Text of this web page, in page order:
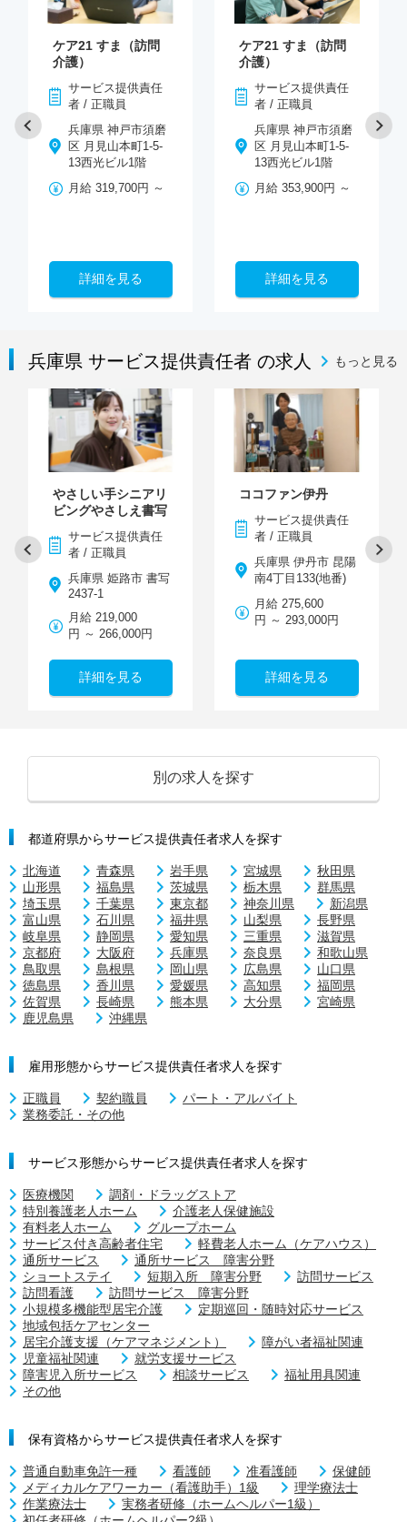
ケア21 すま（訪問
介護）
サービス提供責任
者 / 正職員
兵庫県 神戸市須磨
区 月見山本町1-5-
13西光ビル1階
月給 319,700円 ～
詳細を見る
ケア21 すま（訪問
介護）
サービス提供責任
者 / 正職員
兵庫県 神戸市須磨
区 月見山本町1-5-
13西光ビル1階
月給 353,900円 ～
詳細を見る
兵庫県 サービス提供責任者 の求人 もっと見る
やさしい手シニアリ
ビングやさしえ書写
サービス提供責任
者 / 正職員
兵庫県 姫路市 書写
2437-1
月給 219,000
円 ～ 266,000円
詳細を見る
ココファン伊丹
サービス提供責任
者 / 正職員
兵庫県 伊丹市 昆陽
南4丁目133(地番)
月給 275,600
円 ～ 293,000円
詳細を見る
別の求人を探す
都道府県からサービス提供責任者求人を探す
北海道 青森県 岩手県 宮城県
秋田県
山形県
福島県 茨城県 栃木県
群馬県
埼玉県
千葉県 東京都 神奈川県
新潟県
富山県
石川県 福井県 山梨県
長野県
岐阜県
静岡県 愛知県 三重県
滋賀県
京都府
大阪府 兵庫県 奈良県
和歌山県
鳥取県
島根県 岡山県 広島県
山口県
徳島県
香川県 愛媛県 高知県
福岡県
佐賀県
長崎県 熊本県 大分県
宮崎県
鹿児島県
沖縄県
雇用形態からサービス提供責任者求人を探す
正職員 契約職員
パート・アルバイト
業務委託・その他
サービス形態からサービス提供責任者求人を探す
医療機関
調剤・ドラッグストア
特別養護老人ホーム
介護老人保健施設
有料老人ホーム
グループホーム
サービス付き高齢者住宅
軽費老人ホーム（ケアハウス）
通所サービス
通所サービス 障害分野
ショートステイ
短期入所 障害分野
訪問サービス
訪問看護
訪問サービス 障害分野
小規模多機能型居宅介護
定期巡回・随時対応サービス
地域包括ケアセンター
居宅介護支援（ケアマネジメント）
障がい者福祉関連
児童福祉関連
就労支援サービス
障害児入所サービス
相談サービス
福祉用具関連
その他
保有資格からサービス提供責任者求人を探す
普通自動車免許一種 看護師 准看護師
保健師
メディカルケアワーカー（看護助手）1級
理学療法士
作業療法士
実務者研修（ホームヘルパー1級）